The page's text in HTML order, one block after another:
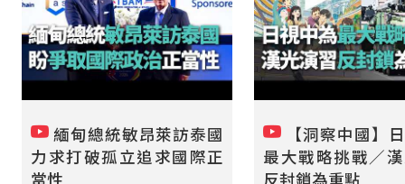
緬甸總統敏昂萊訪泰國
力求打破孤立追求國際正
當性
【洞察中國】
最大戰略挑戰／
反封鎖為重點